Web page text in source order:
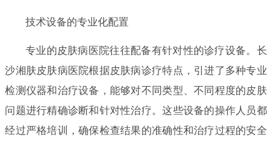
技术设备的专业化配置
专业的皮肤病医院往往配备有针对性的诊疗设备。长
沙湘肤皮肤病医院根据皮肤病诊疗特点，引进了多种专业
检测仪器和治疗设备，能够对不同类型、不同程度的皮肤
问题进行精确诊断和针对性治疗。这些设备的操作人员都
经过严格培训，确保检查结果的准确性和治疗过程的安全